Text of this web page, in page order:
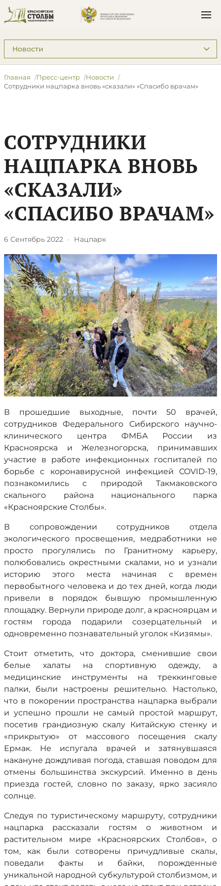
Подразделы: Пресс-центр
Главная Пресс-центр
Новости
​Сотрудники нацпарка вновь «сказали» «Спасибо врачам»
​СОТРУДНИКИ
НАЦПАРКА ВНОВЬ
«СКАЗАЛИ»
«СПАСИБО ВРАЧАМ»
6 Сентябрь 2022 · Нацпарк
В прошедшие выходные, почти 50 врачей,
сотрудников Федерального Сибирского научно-
клинического центра ФМБА России из
Красноярска и Железногорска, принимавших
участие в работе инфекционных госпиталей по
борьбе с коронавирусной инфекцией COVID-19,
познакомились с природой Такмаковского
скального района национального парка
«Красноярские Столбы».
В сопровождении сотрудников отдела
экологического просвещения, медработники не
просто прогулялись по Гранитному карьеру,
полюбовались окрестными скалами, но и узнали
историю этого места начиная с времен
первобытного человека и до тех дней, когда люди
привели в порядок бывшую промышленную
площадку. Вернули природе долг, а красноярцам и
гостям города подарили созерцательный и
одновременно познавательный уголок «Кизямы».
Стоит отметить, что доктора, сменившие свои
белые халаты на спортивную одежду, а
медицинские инструменты на треккинговые
палки, были настроены решительно. Настолько,
что в покорении пространства нацпарка выбрали
и успешно прошли не самый простой маршрут,
посетив грандиозную скалу Китайскую стенку и
«прикрытую» от массового посещения скалу
Ермак. Не испугала врачей и затянувшаяся
накануне дождливая погода, ставшая поводом для
отмены большинства экскурсий. Именно в день
приезда гостей, словно по заказу, ярко засияло
солнце.
Следуя по туристическому маршруту, сотрудники
нацпарка рассказали гостям о животном и
растительном мире «Красноярских Столбов», о
том, как были сотворены причудливые скалы,
поведали факты и байки, порожденные
уникальной народной субкультурой столбизмом, и